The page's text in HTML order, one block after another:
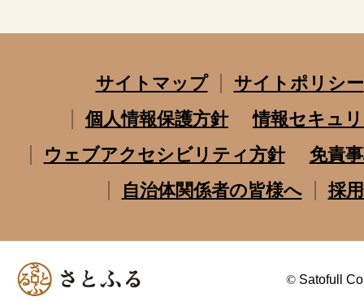
サイトマップ
サイトポリシー
個人情報保護方針
情報セキュ
ウェブアクセシビリティ方針
免責
自治体関係者の皆様へ
採
© Satofull